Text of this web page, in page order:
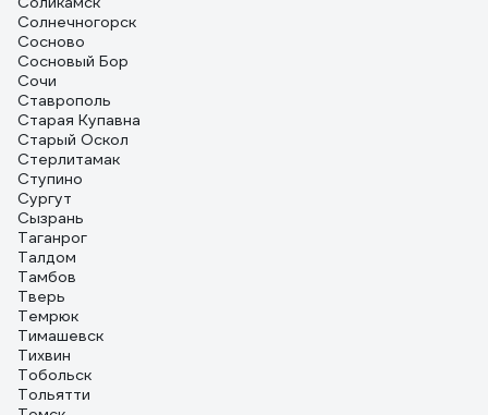
Солнечногорск
Сосново
Сосновый Бор
Сочи
Ставрополь
Старая Купавна
Старый Оскол
Стерлитамак
Ступино
Сургут
Сызрань
Таганрог
Талдом
Тамбов
Тверь
Темрюк
Тимашевск
Тихвин
Тобольск
Тольятти